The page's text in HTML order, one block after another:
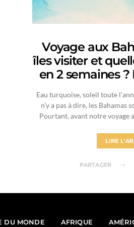
Voyage aux
îles visiter et
en 2 semaines
Eau turquoise, soleil toute
n’y a pas à dire, les Bahamas
Pourtant, avant notre voyage
LIRE
PARTAGER
DU MONDE AFRIQUE